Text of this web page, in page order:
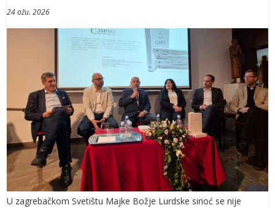
24 ožu. 2026
U zagrebačkom Svetištu Majke Božje Lurdske sinoć se nije